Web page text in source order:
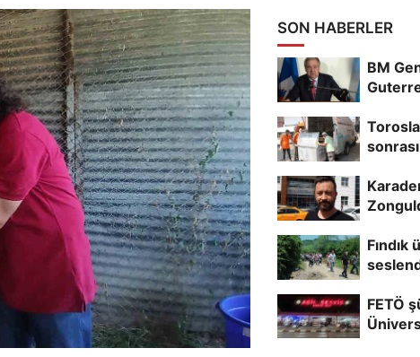
SON HABERLER
BM
FETÖ